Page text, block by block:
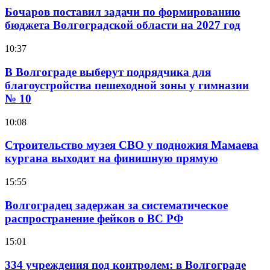
Бочаров поставил задачи по формированию
бюджета Волгоградской области на 2027 год
10:37
В Волгограде выберут подрядчика для
благоустройства пешеходной зоны у гимназии
№ 10
10:08
Строительство музея СВО у подножия Мамаева
кургана выходит на финишную прямую
15:55
Волгоградец задержан за систематическое
распространение фейков о ВС РФ
15:01
334 учреждения под контролем: в Волгограде